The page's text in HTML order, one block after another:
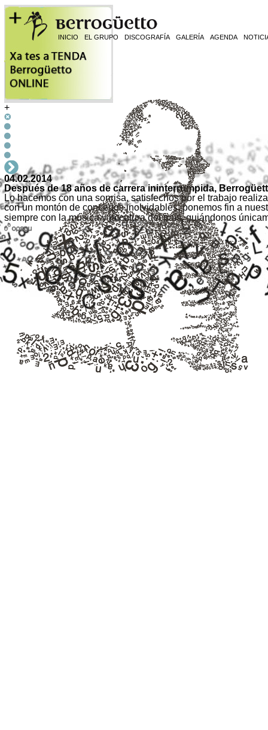
INICIO EL GRUPO DISCOGRAFÍA GALERÍA AGENDA
+
04.02.2014
Después de 18 años de carrera ininterrumpida,
Lo hacemos con una sonrisa, satisfechos por el trabajo
con un montón de concertos inolvidables, ponemos fin a
siempre con la música y la cutura del país, guiándonos